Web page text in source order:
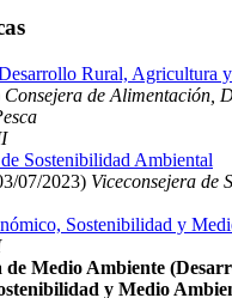
Rural, Agricultura y
Consejera de Alimentación,
Sostenibilidad Ambiental
07/2023) Viceconsejera de
Sostenibilidad y
de Medio Ambiente
y Medio